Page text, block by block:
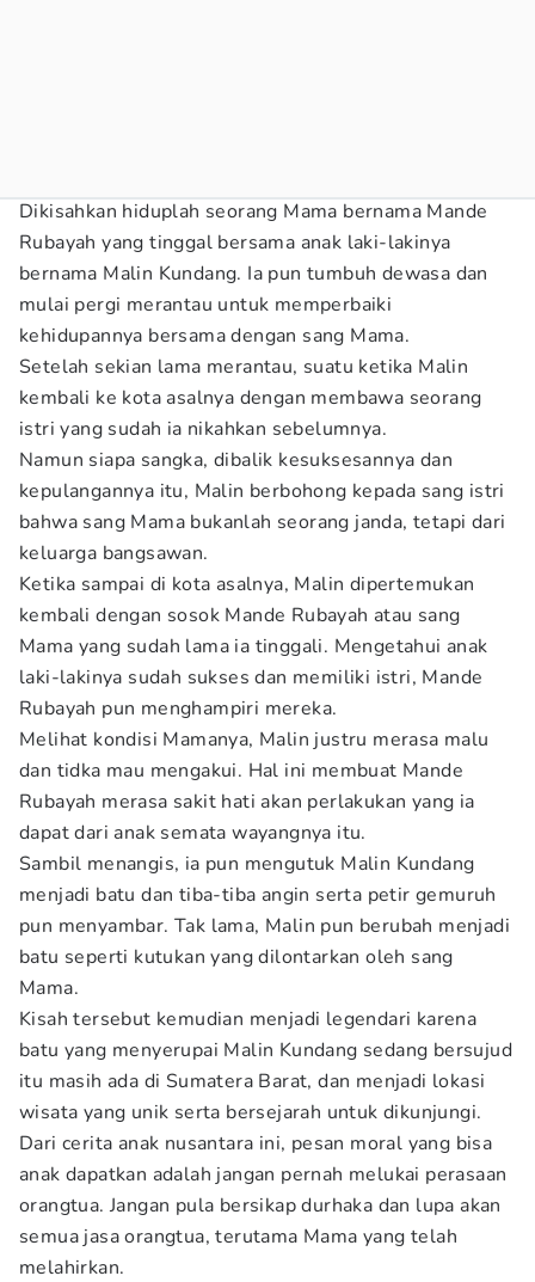
Dikisahkan hiduplah seorang Mama bernama Mande
Rubayah yang tinggal bersama anak laki-lakinya
bernama Malin Kundang. Ia pun tumbuh dewasa dan
mulai pergi merantau untuk memperbaiki
kehidupannya bersama dengan sang Mama.
Setelah sekian lama merantau, suatu ketika Malin
kembali ke kota asalnya dengan membawa seorang
istri yang sudah ia nikahkan sebelumnya.
Namun siapa sangka, dibalik kesuksesannya dan
kepulangannya itu, Malin berbohong kepada sang istri
bahwa sang Mama bukanlah seorang janda, tetapi dari
keluarga bangsawan.
Ketika sampai di kota asalnya, Malin dipertemukan
kembali dengan sosok Mande Rubayah atau sang
Mama yang sudah lama ia tinggali. Mengetahui anak
laki-lakinya sudah sukses dan memiliki istri, Mande
Rubayah pun menghampiri mereka.
Melihat kondisi Mamanya, Malin justru merasa malu
dan tidka mau mengakui. Hal ini membuat Mande
Rubayah merasa sakit hati akan perlakukan yang ia
dapat dari anak semata wayangnya itu.
Sambil menangis, ia pun mengutuk Malin Kundang
menjadi batu dan tiba-tiba angin serta petir gemuruh
pun menyambar. Tak lama, Malin pun berubah menjadi
batu seperti kutukan yang dilontarkan oleh sang
Mama.
Kisah tersebut kemudian menjadi legendari karena
batu yang menyerupai Malin Kundang sedang bersujud
itu masih ada di Sumatera Barat, dan menjadi lokasi
wisata yang unik serta bersejarah untuk dikunjungi.
Dari cerita anak nusantara ini, pesan moral yang bisa
anak dapatkan adalah jangan pernah melukai perasaan
orangtua. Jangan pula bersikap durhaka dan lupa akan
semua jasa orangtua, terutama Mama yang telah
melahirkan.